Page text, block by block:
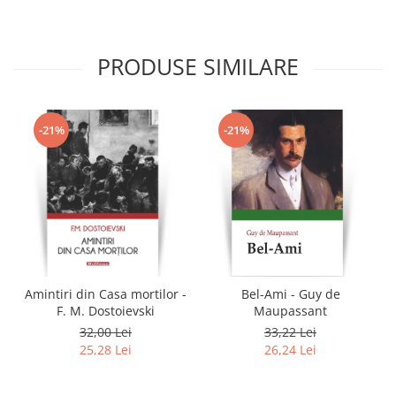
PRODUSE SIMILARE
-21%
Amintiri din Casa mortilor -
F. M. Dostoievski
32,00 Lei
25,28 Lei
-21%
Bel-Ami - Guy de
Maupassant
33,22 Lei
26,24 Lei